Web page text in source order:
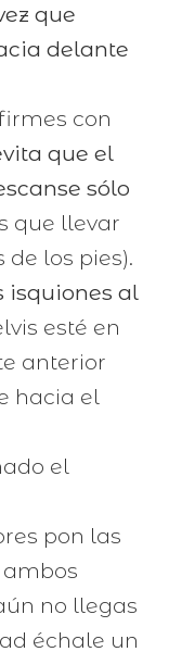
que
delante
con
que el
sólo
que llevar
de los pies).
isquiones al
esté en
anterior
hacia el
el
pon las
no llegas
échale un